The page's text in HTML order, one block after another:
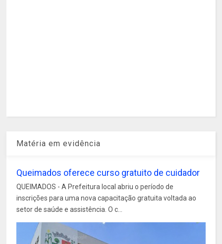
Matéria em evidência
Queimados oferece curso gratuito de cuidador
QUEIMADOS - A Prefeitura local abriu o período de
inscrições para uma nova capacitação gratuita voltada ao
setor de saúde e assistência. O c...